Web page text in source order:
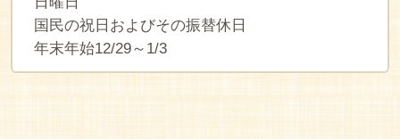
国民の祝日およびその振替休日
年末年始12/29～1/3